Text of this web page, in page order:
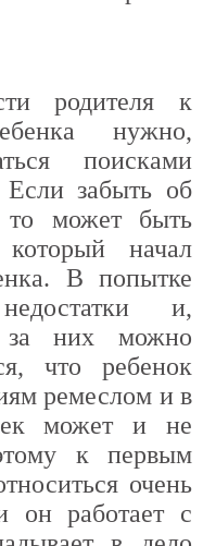
родителя к
нужно,
поисками
забыть об
то может быть
начал
В попытке
и,
за них можно
что ребенок
ремеслом и в
может и не
к первым
очень
он работает с